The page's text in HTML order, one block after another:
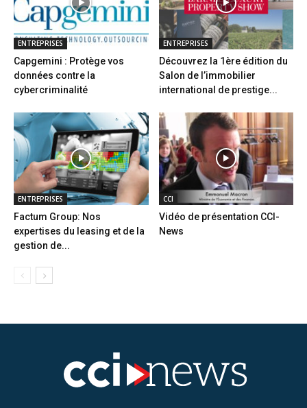
ENTREPRISES
Capgemini : Protège vos
données contre la
cybercriminalité
ENTREPRISES
Découvrez la 1ère édition du
Salon de l’immobilier
international de prestige...
ENTREPRISES
Factum Group: Nos
expertises du leasing et de la
gestion de...
CCI
Vidéo de présentation CCI-
News